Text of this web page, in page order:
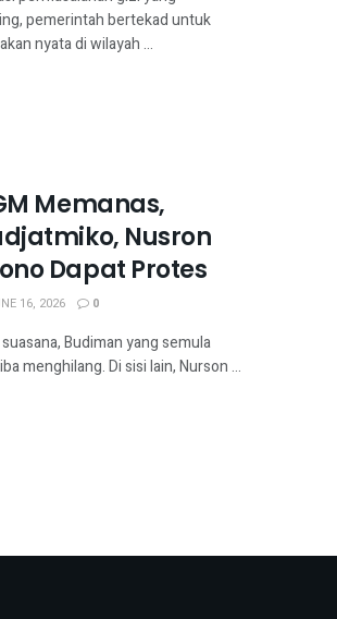
pemerintah bertekad untuk
nyata di wilayah ...
Memanas,
Nusron
Dapat Protes
16, 2026 0
Budiman yang semula
menghilang. Di sisi lain, Nurson ...